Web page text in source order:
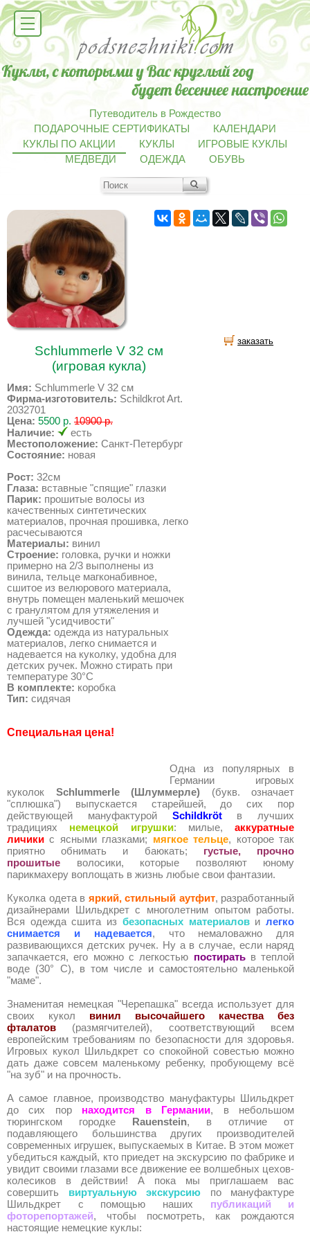
Путеводитель в Рождество
ПОДАРОЧНЫЕ СЕРТИФИКАТЫ
КАЛЕНДАРИ
КУКЛЫ ПО АКЦИИ
КУКЛЫ
ИГРОВЫЕ КУКЛЫ
МЕДВЕДИ
ОДЕЖДА ОБУВЬ
Schlummerle V 32 см
(игровая кукла)
Имя: Schlummerle V 32 см
Фирма-изготовитель: Schildkrot Art.
2032701
Цена: 5500 р. 10900 р.
Наличие:
есть
Местоположение: Санкт-Петербург
Состояние: новая
Рост: 32см
Глаза: вставные "спящие" глазки
Парик: прошитые волосы из
качественных синтетических
материалов, прочная прошивка, легко
расчесываются
Материалы: винил
Строение: головка, ручки и ножки
примерно на 2/3 выполнены из
винила, тельце магконабивное,
сшитое из велюрового материала,
внутрь помещен маленький мешочек
с гранулятом для утяжеления и
лучшей "усидчивости"
Одежда: одежда из натуральных
материалов, легко снимается и
надевается на куколку, удобна для
детских ручек. Можно стирать при
температуре 30°С
В комплекте: коробка
Тип: сидячая
заказать
Специальная цена!
Одна из популярных в
Германии игровых
куколок Schlummerle (Шлуммерле) (букв. означает
"сплюшка") выпускается старейшей, до сих пор
действующей мануфактурой Schildkrötв лучших
традициях немецкой игрушки: милые,аккуратные
личики с ясными глазками; мягкое тельце, которое так
приятно обнимать и баюкать; густые, прочно
прошитые волосики, которые позволяют юному
парикмахеру воплощать в жизнь любые свои фантазии.
Куколка одета в яркий, стильный аутфит, разработанный
дизайнерами Шильдкрет с многолетним опытом работы.
Вся одежда сшита из безопасных материалов илегко
снимается и надевается, что немаловажно для
развивающихся детских ручек. Ну а в случае, если наряд
запачкается, его можно с легкостью постиратьв теплой
воде (30° С), в том числе и самостоятельно маленькой
"маме".
Знаменитая немецкая "Черепашка" всегда использует для
своих кукол винил высочайшего качества без
фталатов (размягчителей), соответствующий всем
европейским требованиям по безопасности для здоровья.
Игровых кукол Шильдкрет со спокойной совестью можно
дать даже совсем маленькому ребенку, пробующему всё
"на зуб" и на прочность.
А самое главное, производство мануфактуры Шильдкрет
до сих пор находится в Германии, в небольшом
тюрингском городке Rauenstein, в отличие от
подавляющего большинства других производителей
современных игрушек, выпускаемых в Китае. В этом может
убедиться каждый, кто приедет на экскурсию по фабрике и
увидит своими глазами все движение ее волшебных цехов-
колесиков в действии! А пока мы приглашаем вас
совершить виртуальную экскурсию по мануфактуре
Шильдкрет с помощью наших публикаций и
фоторепортажей, чтобы посмотреть, как рождаются
настоящие немецкие куклы: